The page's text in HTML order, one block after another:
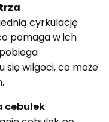
cyrkulację
pomaga w ich
się wilgoci, co może
cebulek